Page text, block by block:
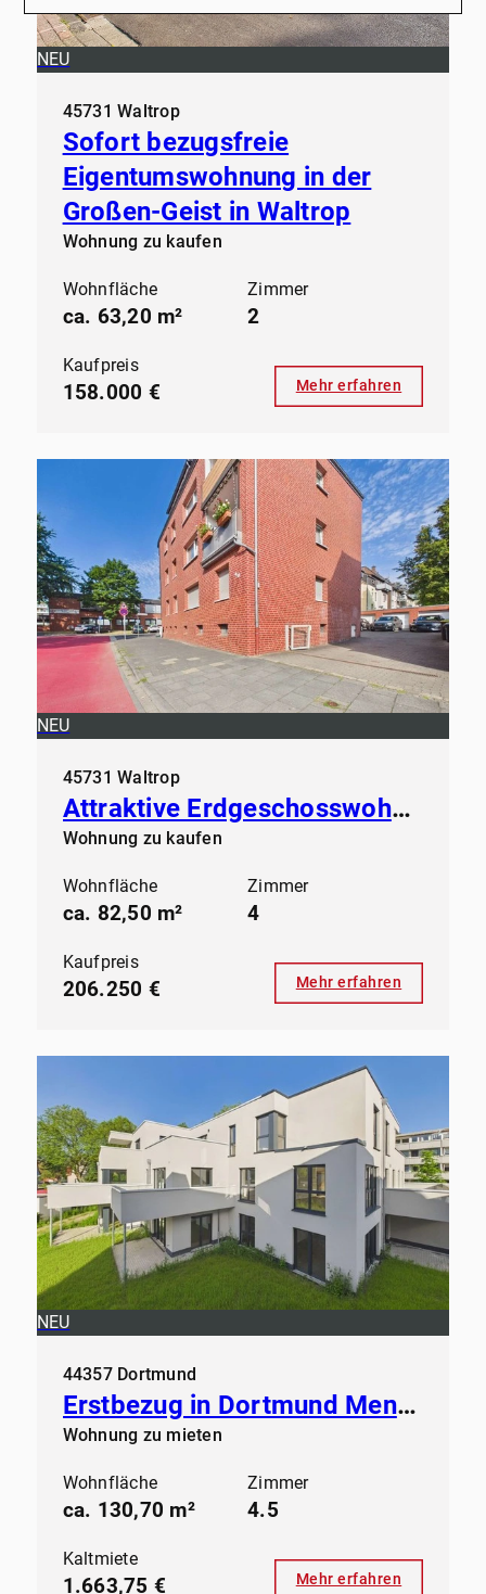
NEU
45731 Waltrop
Sofort bezugsfreie
Eigentumswohnung in der
Großen-Geist in Waltrop
Wohnung zu kaufen
Wohnfläche
ca. 63,20 m²
Zimmer
2
Kaufpreis
158.000 € Mehr erfahren
NEU
45731 Waltrop
Attraktive Erdgeschosswohnung in gepflegtem Mehrfamilienhaus
Wohnung zu kaufen
Wohnfläche
ca. 82,50 m²
Zimmer
4
Kaufpreis
206.250 € Mehr erfahren
NEU
44357 Dortmund
Erstbezug in Dortmund Mengede - Modernes Wohnen ab sofort
Wohnung zu mieten
Wohnfläche
ca. 130,70 m²
Zimmer
4.5
Kaltmiete
1.663,75 € Mehr erfahren